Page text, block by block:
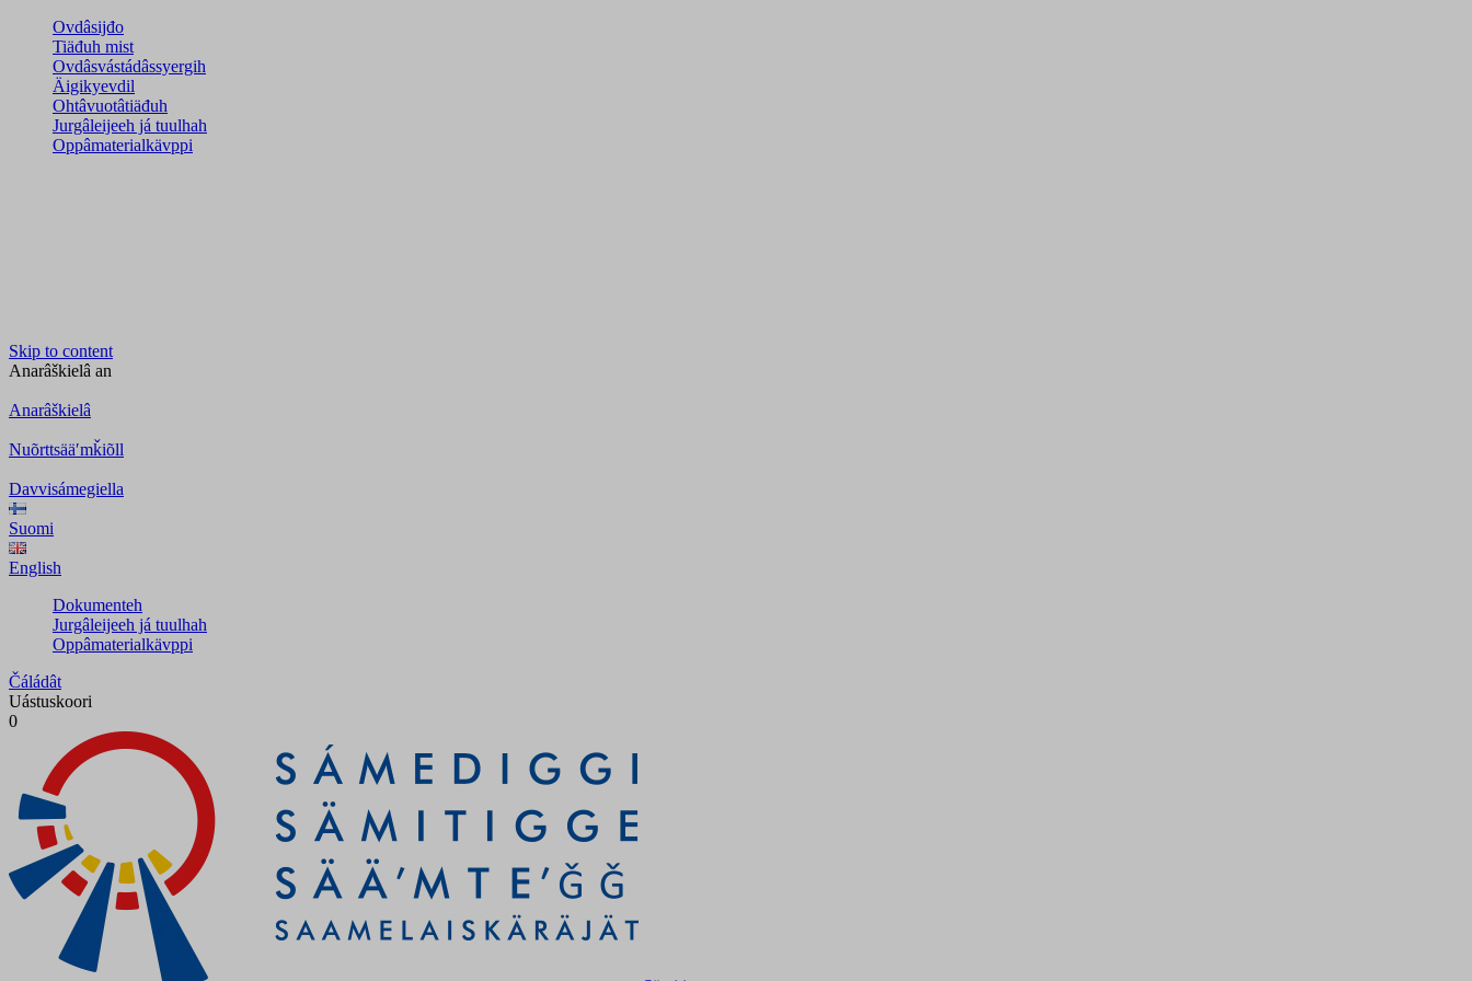
Ovdâsijđo
Tiäđuh mist
Ovdâsvástádâssyergih
Äigikyevdil
Ohtâvuotâtiäđuh
Jurgâleijeeh já tuulhah
Oppâmaterialkävppi
Skip to content
Anarâškielâ an
Anarâškielâ
Nuõrttsääʹmǩiõll
Davvisámegiella
Suomi
English
Dokumenteh
Jurgâleijeeh já tuulhah
Oppâmaterialkävppi
Čáládât
Uástuskoori
0